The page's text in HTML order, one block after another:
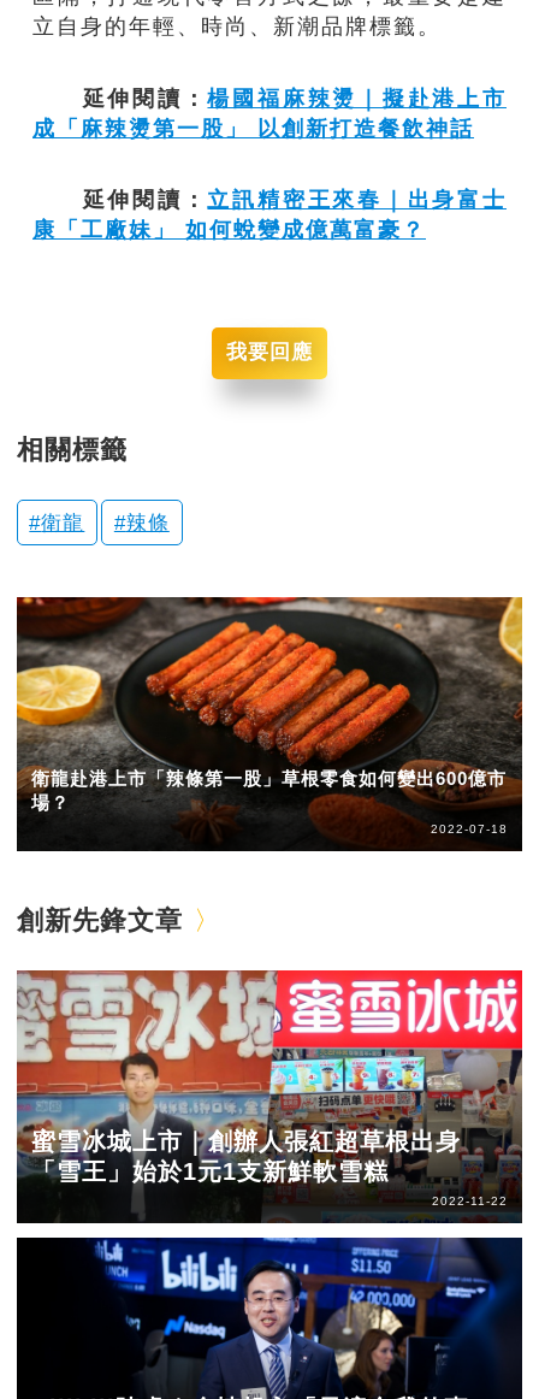
立自身的年輕、時尚、新潮品牌標籤。
延伸閱讀：楊國福麻辣燙｜擬赴港上市
成「麻辣燙第一股」 以創新打造餐飲神話
延伸閱讀：立訊精密王來春｜出身富士
康「工廠妹」 如何蛻變成億萬富豪？
我要回應
相關標籤
衛龍 辣條
衛龍赴港上市「辣條第一股」草根零食如何變出600億市
場？
2022-07-18
創新先鋒文章
蜜雪冰城上市｜創辦人張紅超草根出身
「雪王」始於1元1支新鮮軟雪糕
2022-11-22